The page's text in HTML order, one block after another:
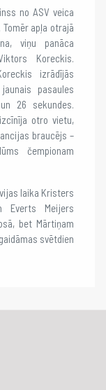
no ASV veica
apļa otrajā
viņu panāca
Koreckis.
izrādījās
pasaules
26 sekundes.
otro vietu,
braucējs –
čempionam
laika Kristers
Everts Meijers
bet Mārtiņam
svētdien